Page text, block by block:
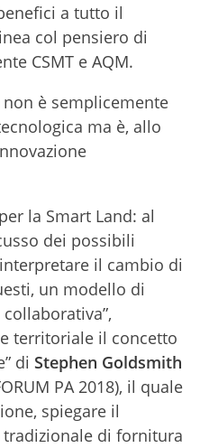
a tutto il
col pensiero di
CSMT e AQM.
è semplicemente
ma è, allo
la Smart Land: al
dei possibili
il cambio di
un modello di
territoriale il concetto
di Stephen Goldsmith
PA 2018), il quale
spiegare il
di fornitura